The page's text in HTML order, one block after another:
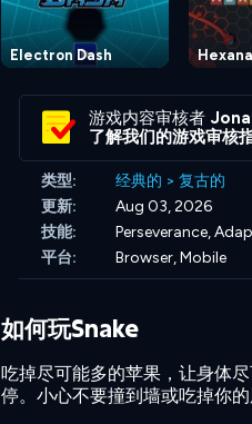
Electron Dash
游戏内容审核者
了解我们的游戏审核
类型: 经典的 > 复古的
更新:
Aug 03, 2026
技能:
Perseverance,
平台:
Browser, Mobile
如何玩Snake
吃掉尽可能多的苹果，让身体
停。小心不要撞到墙或吃掉你的